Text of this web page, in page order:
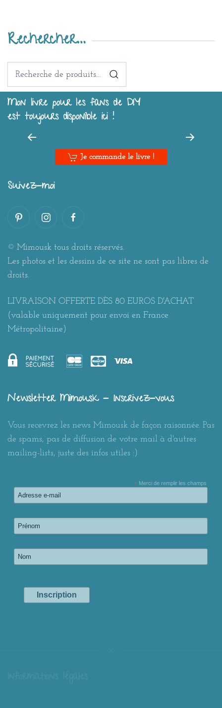
Rechercher…
Recherche
Mon livre pour les fans de DIY
est toujours disponible ici !
Je commande le livre !
Suivez-moi
© Mimousk tous droits réservés.
Les photos et les dessins de ce site ne sont pas libres de
droits.
LIVRAISON OFFERTE DÈS 80 EUROS D'ACHAT
(valable uniquement pour envoi en France
Métropolitaine)
Newsletter Mimousk - Inscrivez-vous
Vous recevrez les news Mimousk de façon raisonnée. Pas
de spams, pas de diffusion de votre mail à d'autres
mailing-lists, juste des infos utiles :)
* Merci de remplir les champs